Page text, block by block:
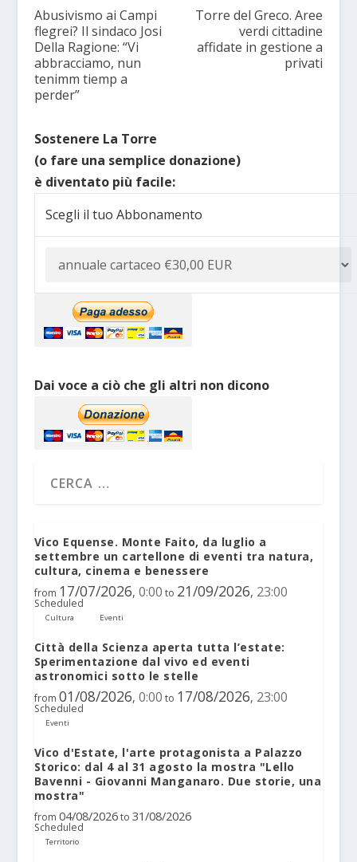
Abusivismo ai Campi
flegrei? Il sindaco Josi
Della Ragione: “Vi
abbracciamo, nun
tenimm tiemp a
perder”
Torre del Greco. Aree
verdi cittadine
affidate in gestione a
privati
Sostenere La Torre
(o fare una semplice donazione)
è diventato più facile:
Scegli il tuo Abbonamento
Dai voce a ciò che gli altri non dicono
Vico Equense. Monte Faito, da luglio a
settembre un cartellone di eventi tra natura,
cultura, cinema e benessere
from 17/07/2026, 0:00 to 21/09/2026, 23:00
Scheduled
Cultura Eventi
Città della Scienza aperta tutta l’estate:
Sperimentazione dal vivo ed eventi
astronomici sotto le stelle
from 01/08/2026, 0:00 to 17/08/2026, 23:00
Scheduled
Eventi
Vico d'Estate, l'arte protagonista a Palazzo
Storico: dal 4 al 31 agosto la mostra "Lello
Bavenni - Giovanni Manganaro. Due storie, una
mostra"
from 04/08/2026 to 31/08/2026
Scheduled
Territorio